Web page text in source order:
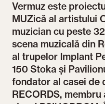
Vermuz este
MUZică al artistului
muzician cu peste
scena muzicală din
al trupelor Implant
150 Stoka și
fondator al casei de
RECORDS,